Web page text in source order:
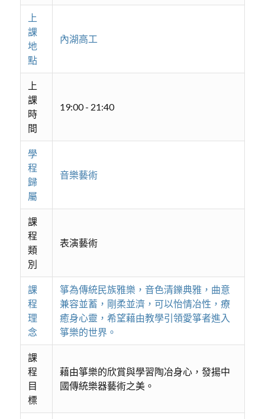
上
課
地
點
內湖高工
上
課
時
間
19:00 - 21:40
學
程
歸
屬
音樂藝術
課
程
類
別
表演藝術
課
程
理
念
箏為傳統民族雅樂，音色清鑠典雅，曲意
兼容並蓄，剛柔並濟，可以怡情冶性，療
癒身心靈，希望藉由教學引領愛箏者進入
箏樂的世界。
課
程
目
標
藉由箏樂的欣賞與學習陶冶身心，發揚中
國傳統樂器藝術之美。